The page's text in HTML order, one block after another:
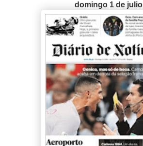
domingo 1 de julio